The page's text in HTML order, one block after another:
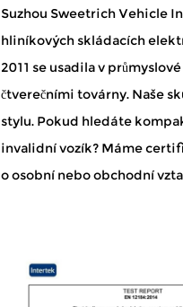
Suzhou Sweetrich Vehicle
hliníkových skládacích
2011 se usadila v
čtverečními továrny. Naše
stylu. Pokud hledáte
invalidní vozík? Máme
o osobní nebo obchodní